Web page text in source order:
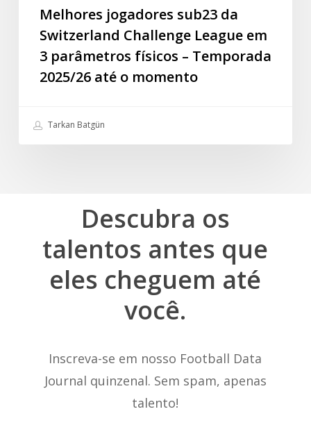
Temporada
2025/26
momento
Melhores jogadores sub23 da
Switzerland Challenge League em
3 parâmetros físicos – Temporada
2025/26 até o momento
Tarkan Batgün
Descubra os
talentos antes que
eles cheguem até
você.
Inscreva-se em nosso Football Data
Journal quinzenal. Sem spam, apenas
talento!